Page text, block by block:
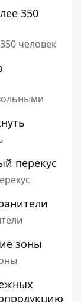
человек